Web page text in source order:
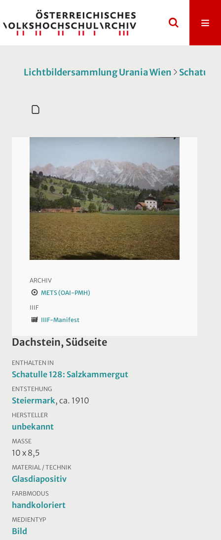
Lichtbildersammlung Urania Wien
ARCHIV
METS (OAI-PMH)
IIIF
IIIF-Manifest
Dachstein, Südseite
ENTHALTEN IN
Schatulle 128: Salzkammergut
ENTSTEHUNG
Steiermark, ca. 1910
HERSTELLER
unbekannt
MASSE
10 x 8,5
MATERIAL / TECHNIK
Glasdiapositiv
FARBMODUS
handkoloriert
MEDIENTYP
Bild